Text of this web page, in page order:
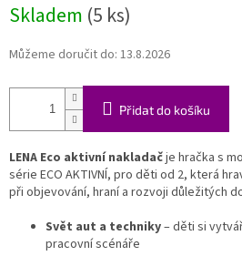
cena:
Skladem (5 ks)
Můžeme doručit do: 13.8.2026
Přidat do košíku
LENA Eco aktivní nakladačje hračka s
série ECO AKTIVNÍ, pro děti od 2, která
při objevování, hraní a rozvoji důležitých
Svět aut a techniky– děti si
pracovní scénáře